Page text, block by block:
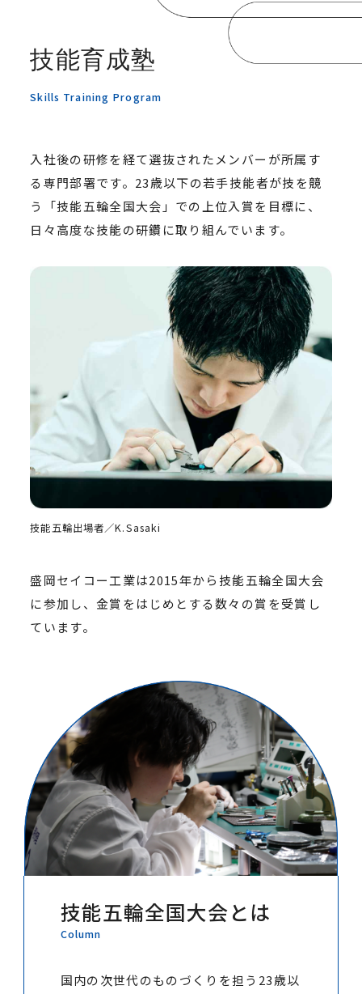
技能育成塾
Skills Training Program
入社後の研修を経て選抜されたメンバーが所属す
る専門部署です。23歳以下の若手技能者が技を競
う「技能五輪全国大会」での上位入賞を目標に、
日々高度な技能の研鑽に取り組んでいます。
技能五輪出場者／K.Sasaki
盛岡セイコー工業は2015年から技能五輪全国大会
に参加し、金賞をはじめとする数々の賞を受賞し
ています。
技能五輪全国大会とは
Column
国内の次世代のものづくりを担う23歳以